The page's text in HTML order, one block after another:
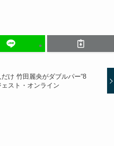
け 竹田麗央がダブルパー“8
スト・オンライン